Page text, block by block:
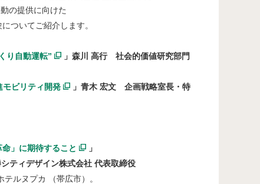
提供に向けた
てご紹介します。
り自動運転”
」森川 高行 社会的価値研究部門
ビリティ開発
」青木 宏文 企画戦略室長・特
」に期待すること
」
デザイン株式会社 代表取締役
ヌプカ （帯広市）。